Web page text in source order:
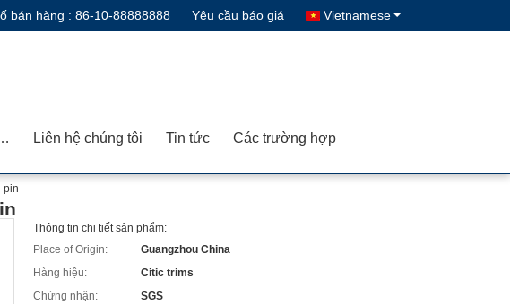
bán hàng : 86-10-88888888 Yêu cầu báo giá Vietnamese
chất lượng Liên hệ chúng tôi Tin tức Các trường hợp
pin
Thông tin chi tiết sản phẩm:
Place of Origin:
Guangzhou China
Hàng hiệu:
Citic trims
Chứng nhận:
SGS